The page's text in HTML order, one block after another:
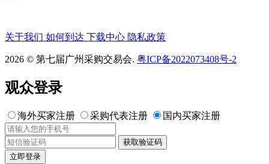
关于我们 如何到达 下载中心 隐私政策
2026 © 第七届广州采购交易会. 粤ICP备2022073408号-2
观众登录
海外买家注册 采购代表注册 国内买家注册
获取验证码
立即登录